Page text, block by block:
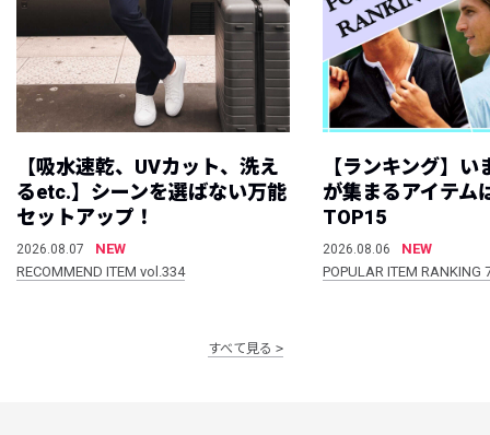
【吸水速乾、UVカット、洗え
るetc.】シーンを選ばない万能
セットアップ！
2026.08.07
NEW
RECOMMEND ITEM vol.334
【ランキング】
が集まるアイテム
TOP15
2026.08.06
NEW
POPULAR ITEM
すべて見る